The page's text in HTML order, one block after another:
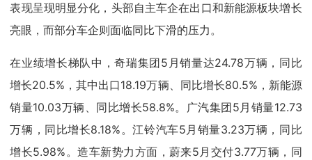
表现呈现明显分化，头部自主车企在出口和新能源板块增长
亮眼，而部分车企则面临同比下滑的压力。
在业绩增长梯队中，奇瑞集团5月销量达24.78万辆，同比
增长20.5%，其中出口18.19万辆、同比增长80.5%，新能源
销量10.03万辆、同比增长58.8%。广汽集团5月销量12.73
万辆，同比增长8.18%。江铃汽车5月销量3.23万辆，同比
增长5.98%。造车新势力方面，蔚来5月交付3.77万辆，同